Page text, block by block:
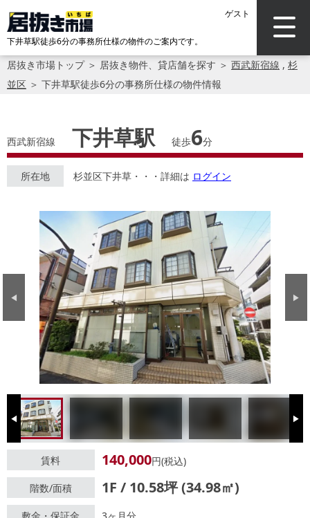
ゲスト
下井草駅徒歩6分の事務所仕様の物件のご案内です。
居抜き市場トップ＞ 居抜き物件、貸店舗を探す ＞ 西武新宿線 , 杉
並区 ＞ 下井草駅徒歩6分の事務所仕様の物件情報
西武新宿線 下井草駅 徒歩6分
所在地 杉並区下井草・・・詳細は ログイン
Previous Next
Previous Next
賃料 140,000円(税込)
階数/面積 1F / 10.58坪 (34.98㎡)
敷金・保証金 3ヶ月分